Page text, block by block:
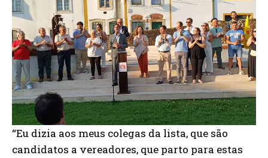
“Eu dizia aos meus colegas da lista, que são
candidatos a vereadores, que parto para estas